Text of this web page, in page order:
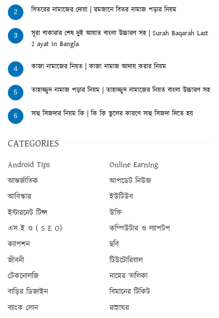
2 বিতরের নামাজের দোয়া | রমজানে বিতর নামাজ পড়ার নিয়ম
3
সূরা বাকারার শেষ দুই আয়াত বাংলা উচ্চারণ সহ | Surah Baqarah Last
2 ayat in Bangla
4 কাজা নামাজের নিয়ত | কাজা নামাজ আদায় করার নিয়ম
5 তাহাজ্জুদ নামাজ পড়ার নিয়ম | তাহাজ্জুদ নামাজের নিয়ত বাংলা উচ্চারণ সহ
6 সাহু সিজদার নিয়ম কি | কি কি ভুলের কারণে সাহু সিজদা দিতে হয়
CATEGORIES
Android Tips
Online Earning
আন্তর্জাতিক
আপডেট নিউজ
আবিস্কার
ইউটিউব
ইন্টারনেট টিপ্স
উক্তি
এস ই ও ( S E O)
কম্পিউটার ও ল্যাপটপ
ক্যাপশন
ছবি
জীবনী
টিউটোরিয়াল
টেকনোলজি
নামের তালিকা
বাড়ির ডিজাইন
বিমানের টিকিট
ব্যাংক লোন
রান্নাঘর